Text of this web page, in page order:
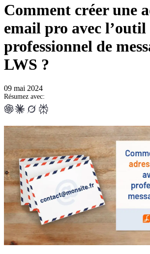
Comment créer une
email pro avec l’outil
professionnel de
LWS ?
09 mai 2024
Résumez avec: